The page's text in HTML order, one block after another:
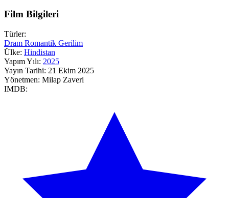
Film Bilgileri
Türler:
Dram Romantik Gerilim
Ülke: Hindistan
Yapım Yılı: 2025
Yayın Tarihi: 21 Ekim 2025
Yönetmen: Milap Zaveri
IMDB: